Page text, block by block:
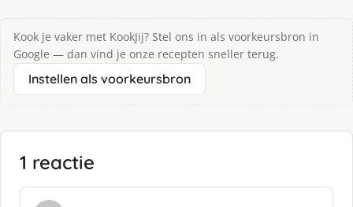
Kook je vaker met KookJij? Stel ons in als voorkeursbron in
Google — dan vind je onze recepten sneller terug.
Instellen als voorkeursbron
1 reactie